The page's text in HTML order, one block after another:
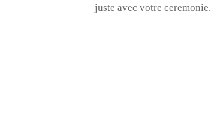
juste avec votre ceremonie.